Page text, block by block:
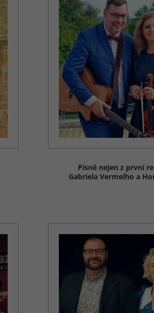
Písně nejen z první
Gabriela Vermelho a